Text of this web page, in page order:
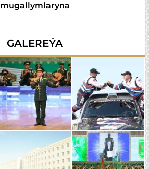
mugallymlaryna
GALEREÝA